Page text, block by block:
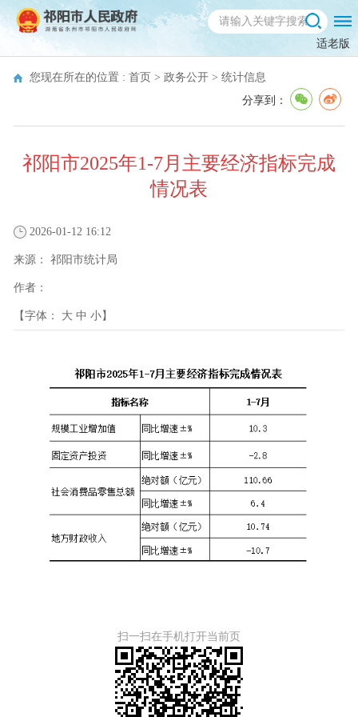
适老版
您现在所在的位置 : 首页 > 政务公开 > 统计信息
分享到：
祁阳市2025年1-7月主要经济指标完成
情况表
2026-01-12 16:12
来源： 祁阳市统计局
作者：
【字体： 大 中 小】
扫一扫在手机打开当前页